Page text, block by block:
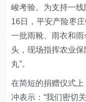
峻考验。为支持一线
16日，平安产险枣
一批雨靴、雨衣和
头，现场指挥农业
丸”。
在简短的捐赠仪式
冲表示：“我们密切